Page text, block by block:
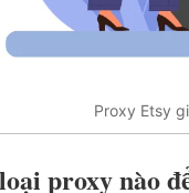
Proxy Etsy
proxy nào